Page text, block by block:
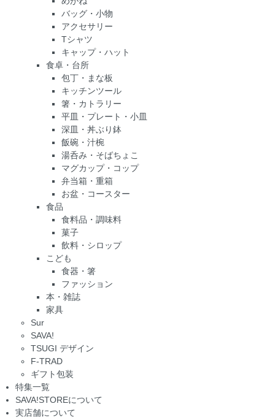
バッグ・小物
アクセサリー
Tシャツ
キャップ・ハット
食卓・台所
包丁・まな板
キッチンツール
箸・カトラリー
平皿・プレート・小皿
深皿・丼ぶり鉢
飯碗・汁椀
湯呑み・そばちょこ
マグカップ・コップ
弁当箱・重箱
お盆・コースター
食品
食料品・調味料
菓子
飲料・シロップ
こども
食器・箸
ファッション
本・雑誌
家具
Sur
SAVA!
TSUGI デザイン
F-TRAD
ギフト包装
特集一覧
SAVA!STOREについて
実店舗について